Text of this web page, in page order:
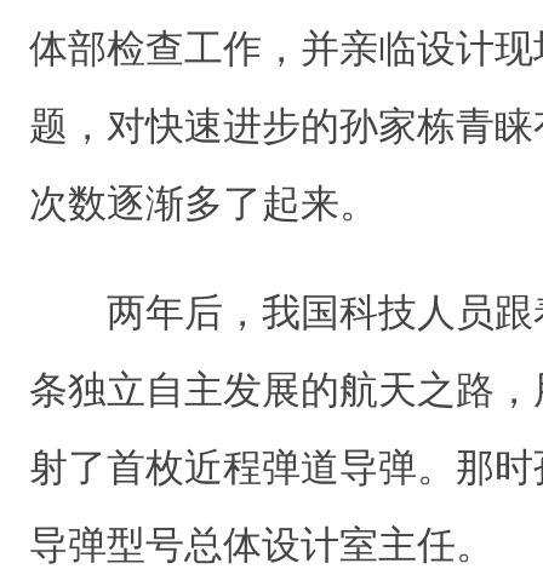
体部检查工作，并亲临设计
题，对快速进步的孙家栋青
次数逐渐多了起来。
两年后，我国科技人员跟
条独立自主发展的航天之路
射了首枚近程弹道导弹。那
导弹型号总体设计室主任。